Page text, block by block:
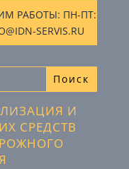
РАБОТЫ: ПН-ПТ:
SERVIS.RU
И
СРЕДСТВ